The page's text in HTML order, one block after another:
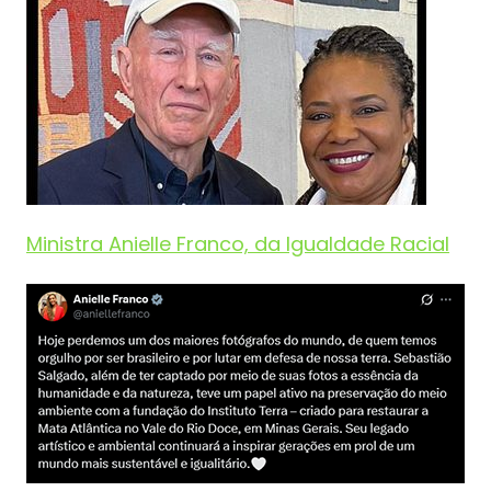
Ministra Anielle Franco, da Igualdade Racial